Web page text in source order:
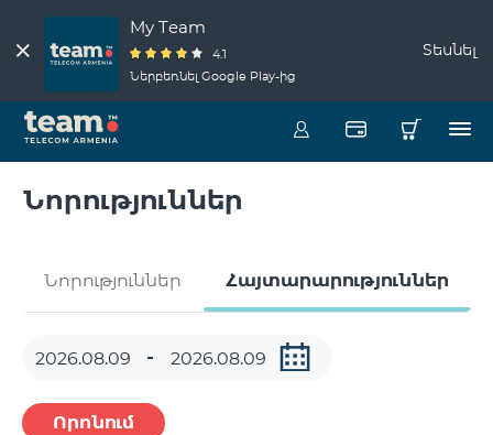
My Team
4.1
Ներբեռնել Google Play-ից
Տեսնել
Նորություններ
Նորություններ Հայտարարություններ
Որոնում